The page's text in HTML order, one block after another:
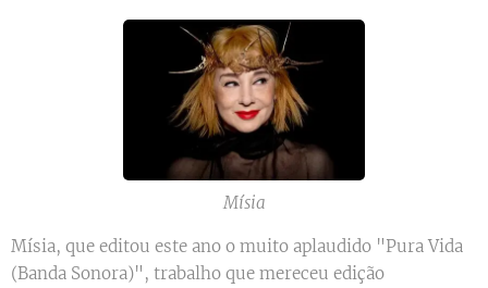
Mísia
Mísia, que editou este ano o muito aplaudido "Pura Vida
(Banda Sonora)", trabalho que mereceu edição